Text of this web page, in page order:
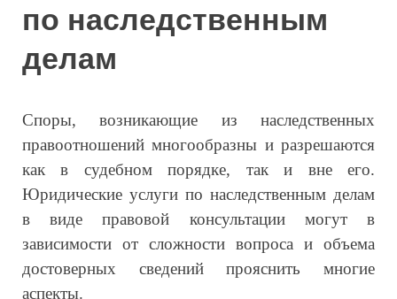
по наследственным
делам
Споры, возникающие из наследственных
правоотношений многообразны и разрешаются
как в судебном порядке, так и вне его.
Юридические услуги по наследственным делам
в виде правовой консультации могут в
зависимости от сложности вопроса и объема
достоверных сведений прояснить многие
аспекты.